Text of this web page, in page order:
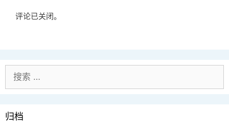
评论已关闭。
归档